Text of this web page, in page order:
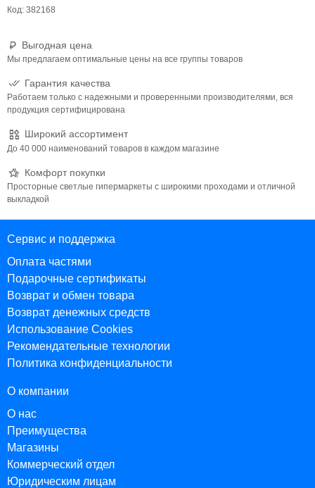
Код: 382168
Выгодная цена
Мы предлагаем оптимальные цены на все группы товаров
Гарантия качества
Работаем только с надежными и проверенными производителями, вся
продукция сертифицирована
Широкий ассортимент
До 40 000 наименований товаров в каждом магазине
Комфорт покупки
Просторные светлые гипермаркеты с широкими проходами и отличной
выкладкой
Сервис и поддержка
Оплата частями
Подарочные сертификаты
Возврат и обмен товара
Возврат денежных средств
Использование Cookies
Рекомендательные технологии
Политика конфиденциальности
О компании
О нас
Преимущества
Магазины
Коммерческий отдел
Юридическим лицам